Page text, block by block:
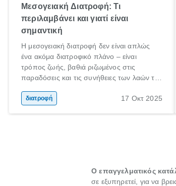
Μεσογειακή Διατροφή: Τι
περιλαμβάνει και γιατί είναι
σημαντική
Η μεσογειακή διατροφή δεν είναι απλώς
ένα ακόμα διατροφικό πλάνο – είναι
τρόπος ζωής, βαθιά ριζωμένος στις
παραδόσεις και τις συνήθειες των λαών της
και ανεπεξέργαστα υλικά, αυτή η διατροφή
διατροφή 17 Οκτ 2025
Ο επαγγελματικός
σε εξυπηρετεί, για να